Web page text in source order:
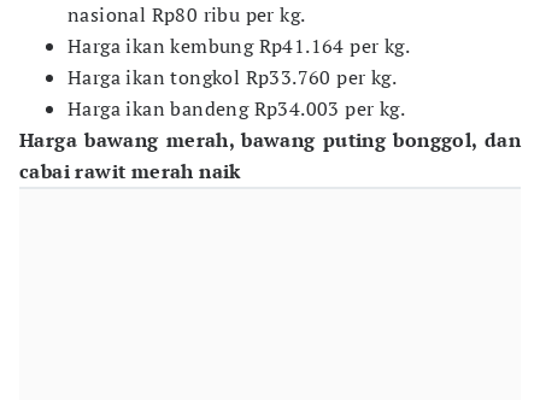
nasional Rp80 ribu per kg.
Harga ikan kembung Rp41.164 per kg.
Harga ikan tongkol Rp33.760 per kg.
Harga ikan bandeng Rp34.003 per kg.
Harga bawang merah, bawang puting bonggol, dan
cabai rawit merah naik